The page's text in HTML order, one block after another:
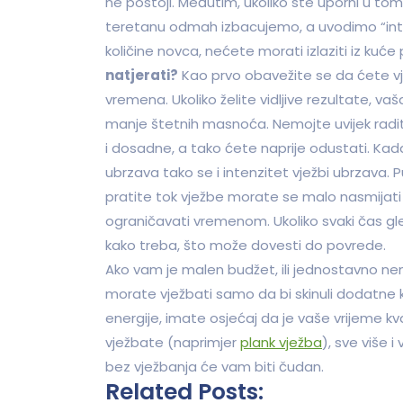
teretanu odmah izbacujemo, a uvodimo
količine novca, nećete morati izlaziti iz
natjerati? Kao prvo obavežite se da ćete
vremena. Ukoliko želite vidljive rezultate,
manje štetnih masnoća. Nemojte uvijek
i dosadne, a tako ćete naprije odustati.
ubrzava tako se i intenzitet vježbi ubrzava.
pratite tok vježbe morate se malo
ograničavati vremenom. Ukoliko svaki čas
kako treba, što može dovesti do povrede.
Ako vam je malen budžet, ili jednostavno
morate vježbati samo da bi skinuli dodatne
energije, imate osjećaj da je vaše vrijeme
vježbate (naprimjerplank vježba), sve više i
bez vježbanja će vam biti čudan.
Related Posts: